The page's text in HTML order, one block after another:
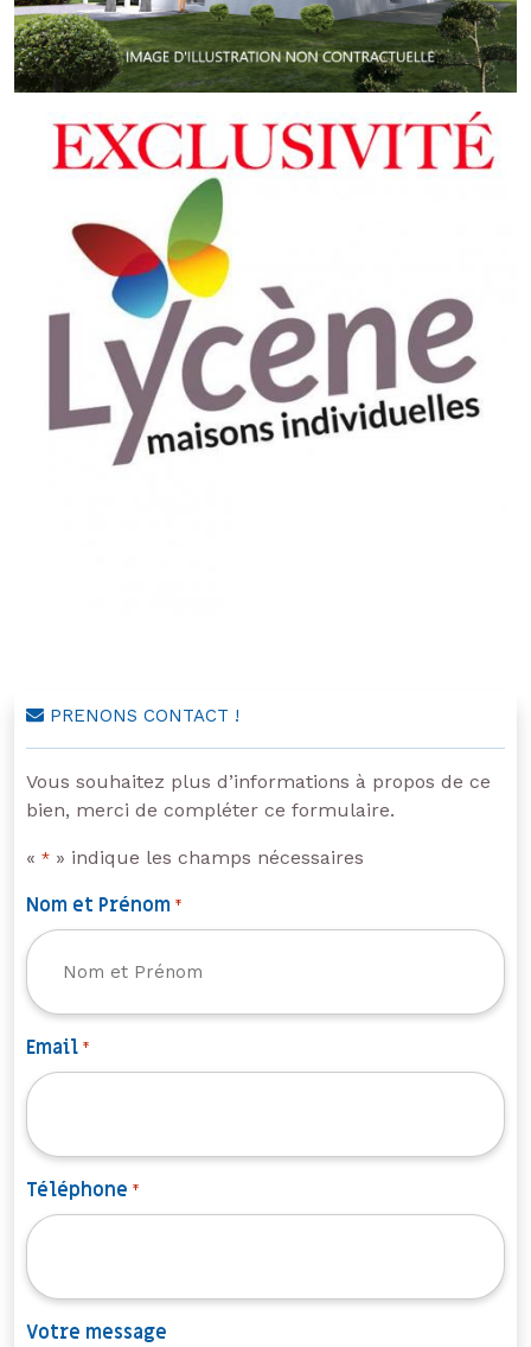
PRENONS CONTACT !
Vous souhaitez plus d’informations à propos de ce
bien, merci de compléter ce formulaire.
« * » indique les champs nécessaires
Nom et Prénom *
Email *
Téléphone *
Votre message